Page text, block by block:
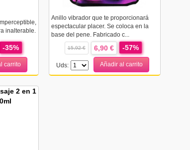
inalterable.
-35%
carrito
Anillo vibrador que te proporcionará
espectacular placer. Se coloca en la
base del pene. Fabricado c...
15,92 € 6,90 € -57%
Uds: Añadir al carrito
2 en 1